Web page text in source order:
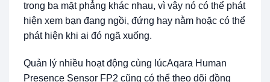
trong ba mặt phẳng khác nhau, vì vậy nó có thể phát
hiện xem bạn đang ngồi, đứng hay nằm hoặc có thể
phát hiện khi ai đó ngã xuống.
Quản lý nhiều hoạt động cùng lúcAqara Human
Presence Sensor FP2 cũng có thể theo dõi đồng